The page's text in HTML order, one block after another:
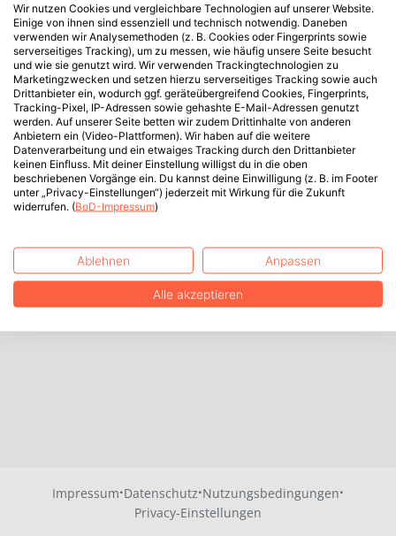
Impressum·Datenschutz·Nutzungsbedingungen·
Privacy-Einstellungen
Wir nutzen Cookies und vergleichbare Technologien auf unserer Website.
Einige von ihnen sind essenziell und technisch notwendig. Daneben
verwenden wir Analysemethoden (z. B. Cookies oder Fingerprints sowie
serverseitiges Tracking), um zu messen, wie häufig unsere Seite besucht
und wie sie genutzt wird. Wir verwenden Trackingtechnologien zu
Marketingzwecken und setzen hierzu serverseitiges Tracking sowie auch
Drittanbieter ein, wodurch ggf. geräteübergreifend Cookies, Fingerprints,
Tracking-Pixel, IP-Adressen sowie gehashte E-Mail-Adressen genutzt
werden. Auf unserer Seite betten wir zudem Drittinhalte von anderen
Anbietern ein (Video-Plattformen). Wir haben auf die weitere
Datenverarbeitung und ein etwaiges Tracking durch den Drittanbieter
keinen Einfluss. Mit deiner Einstellung willigst du in die oben
beschriebenen Vorgänge ein. Du kannst deine Einwilligung (z. B. im Footer
unter „Privacy-Einstellungen“) jederzeit mit Wirkung für die Zukunft
widerrufen. (BoD-Impressum)
Ablehnen Anpassen
Alle akzeptieren